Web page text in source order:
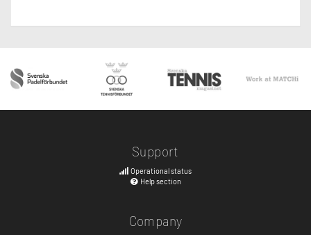
Support
Operational status
Help section
Company